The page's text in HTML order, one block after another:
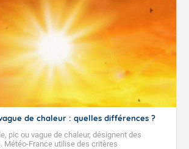
de chaleur : quelles différences ?
pic ou vague de chaleur, désignent des
Météo-France utilise des critères